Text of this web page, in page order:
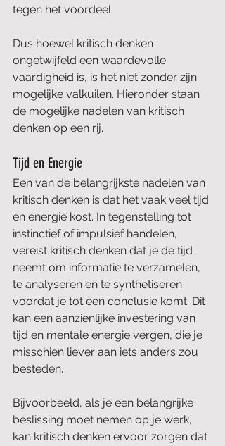
tegen het voordeel.
Dus hoewel kritisch denken
ongetwijfeld een waardevolle
vaardigheid is, is het niet zonder zijn
mogelijke valkuilen. Hieronder staan
de mogelijke nadelen van kritisch
denken op een rij.
Tijd en Energie
Een van de belangrijkste nadelen van
kritisch denken is dat het vaak veel tijd
en energie kost. In tegenstelling tot
instinctief of impulsief handelen,
vereist kritisch denken dat je de tijd
neemt om informatie te verzamelen,
te analyseren en te synthetiseren
voordat je tot een conclusie komt. Dit
kan een aanzienlijke investering van
tijd en mentale energie vergen, die je
misschien liever aan iets anders zou
besteden.
Bijvoorbeeld, als je een belangrijke
beslissing moet nemen op je werk,
kan kritisch denken ervoor zorgen dat